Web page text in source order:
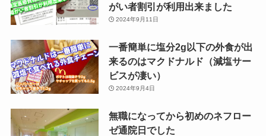
がい者割引が利用出来ました
2024年9月11日
一番簡単に塩分2g以下の外食が出
来るのはマクドナルド（減塩サー
ビスが凄い）
2024年9月4日
無職になってから初めのネフロー
ゼ通院日でした